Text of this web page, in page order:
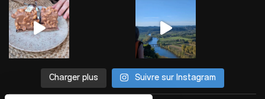
Charger plus Suivre sur Instagram